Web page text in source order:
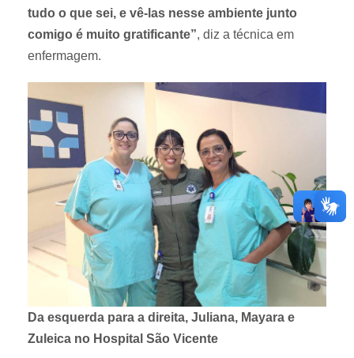
tudo o que sei, e vê-las nesse ambiente junto
comigo é muito gratificante”, diz a técnica em
enfermagem.
Da esquerda para a direita, Juliana, Mayara e
Zuleica no Hospital São Vicente